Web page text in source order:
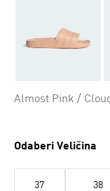
Almost Pink /
Odaberi Veličina
37 38